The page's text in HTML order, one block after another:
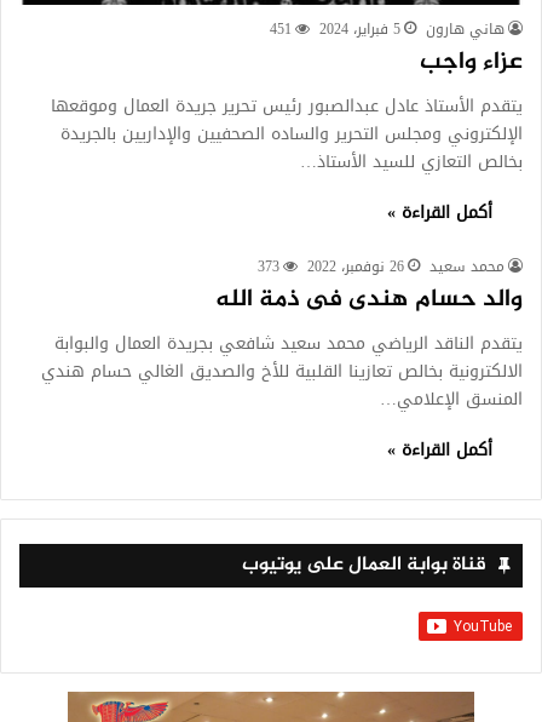
هاني هارون 5 فبراير، 2024 451
عزاء واجب
يتقدم الأستاذ عادل عبدالصبور رئيس تحرير جريدة العمال وموقعها
الإلكتروني ومجلس التحرير والساده الصحفيين والإداريين بالجريدة
بخالص التعازي للسيد الأستاذ…
أكمل القراءة »
محمد سعيد 26 نوفمبر، 2022 373
والد حسام هندى فى ذمة الله
يتقدم الناقد الرياضي محمد سعيد شافعي بجريدة العمال والبوابة
الالكترونية بخالص تعازينا القلبية للأخ والصديق الغالي حسام هندي
المنسق الإعلامي…
أكمل القراءة »
قناة بوابة العمال على يوتيوب